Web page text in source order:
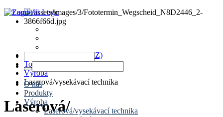
O nás
Produkty
Výroba
Laserová/vysekávací technika
www.zambelli.com (CZ)
Topná technika
Výroba
Laserová/vysekávací technika
Laserová/